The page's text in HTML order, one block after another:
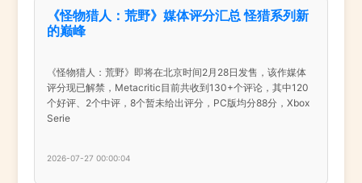
《怪物猎人：荒野》媒体评分汇总 怪猎系列新
的巅峰
《怪物猎人：荒野》即将在北京时间2月28日发售，该作媒体
评分现已解禁，Metacritic目前共收到130+个评论，其中120
个好评、2个中评，8个暂未给出评分，PC版均分88分，Xbox
Serie
2026-07-27 00:00:04